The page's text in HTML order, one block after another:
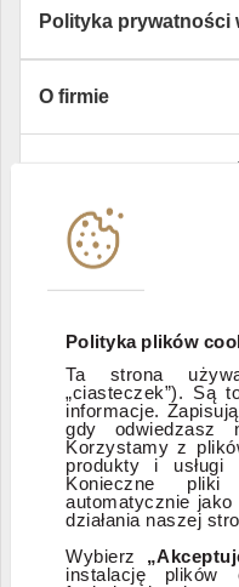
Polityka plików
Ta strona
„ciasteczek”). Są
informacje.
gdy odwiedzasz
Korzystamy z
produkty i usługi
Konieczne
automatycznie jako
działania naszej
Wybierz
instalację plików
Polityka prywatności
O firmie
Instytucje
Zastrzeżenia prawne
ESG